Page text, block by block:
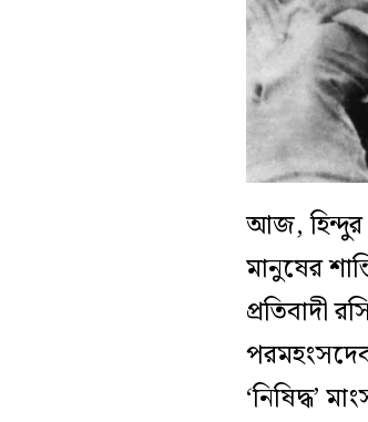
আজ, হিন্দুর
মানুষের
প্রতিবাদী
‘নিষিদ্ধ’